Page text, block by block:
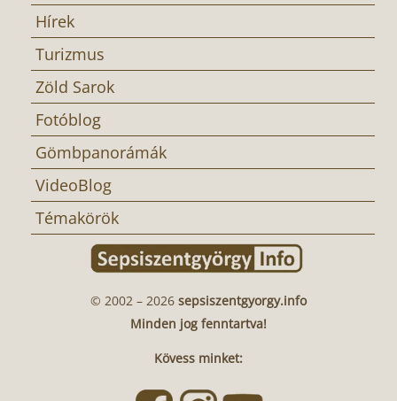
Hírek
Turizmus
Zöld Sarok
Fotóblog
Gömbpanorámák
VideoBlog
Témakörök
© 2002 – 2026 sepsiszentgyorgy.info
Minden jog fenntartva!
Kövess minket: